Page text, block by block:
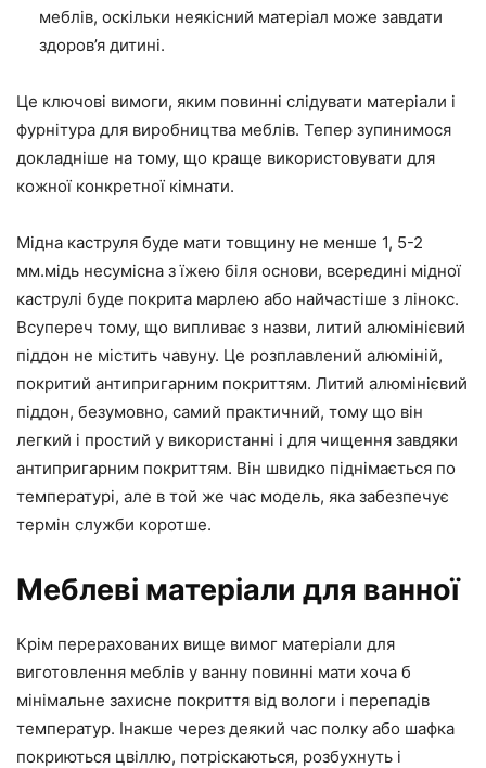
меблів, оскільки неякісний матеріал може завдати
здоров’я дитині.
Це ключові вимоги, яким повинні слідувати матеріали і
фурнітура для виробництва меблів. Тепер зупинимося
докладніше на тому, що краще використовувати для
кожної конкретної кімнати.
Мідна каструля буде мати товщину не менше 1, 5-2
мм.мідь несумісна з їжею біля основи, всередині мідної
каструлі буде покрита марлею або найчастіше з лінокс.
Всупереч тому, що випливає з назви, литий алюмінієвий
піддон не містить чавуну. Це розплавлений алюміній,
покритий антипригарним покриттям. Литий алюмінієвий
піддон, безумовно, самий практичний, тому що він
легкий і простий у використанні і для чищення завдяки
антипригарним покриттям. Він швидко піднімається по
температурі, але в той же час модель, яка забезпечує
термін служби коротше.
Меблеві матеріали для ванної
Крім перерахованих вище вимог матеріали для
виготовлення меблів у ванну повинні мати хоча б
мінімальне захисне покриття від вологи і перепадів
температур. Інакше через деякий час полку або шафка
покриються цвіллю, потріскаються, розбухнуть і